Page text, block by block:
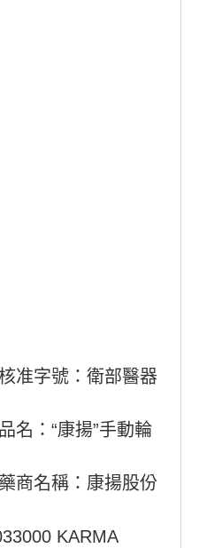
准字號：衛部醫器
名：“康揚”手動輪
商名稱：康揚股份
KARMA